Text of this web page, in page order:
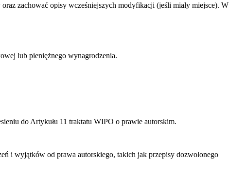
zachować opisy wcześniejszych modyfikacji (jeśli miały miejsce). W
lub pieniężnego wynagrodzenia.
do Artykułu 11 traktatu WIPO o prawie autorskim.
i wyjątków od prawa autorskiego, takich jak przepisy dozwolonego